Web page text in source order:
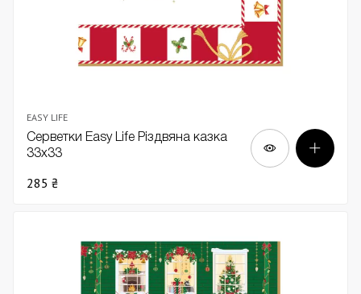
EASY LIFE
Серветки Easy Life Різдвяна казка
33х33
285 ₴